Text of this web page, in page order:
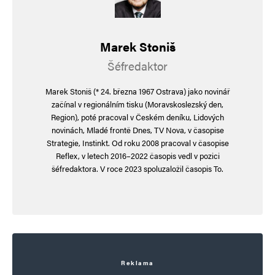
hloubal
9. 11. 2024 (15:55)
https://www.youtube.com/watch?
v=8vRR3I6a9AQ
Myslím, že co se nelegální migrace týká, mělo
by bít prvním krokem zastavení financování
Marek Stoniš
Šéfredaktor
Marek Stoniš (* 24. března 1967 Ostrava) jako novinář
začínal v regionálním tisku (Moravskoslezský den,
Region), poté pracoval v Českém deníku, Lidových
novinách, Mladé frontě Dnes, TV Nova, v časopise
Strategie, Instinkt. Od roku 2008 pracoval v časopise
Reflex, v letech 2016–2022 časopis vedl v pozici
šéfredaktora. V roce 2023 spoluzaložil časopis To.
Reklama